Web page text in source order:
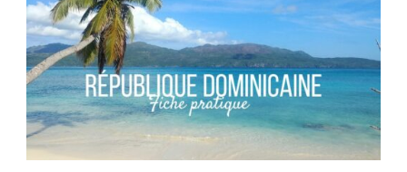
Audrey Blog,Europe
RÉPUBLIQUE DOMINICAINE // FICHE